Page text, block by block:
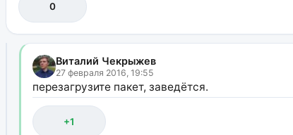
0
Виталий Чекрыжев
27 февраля 2016, 19:55
перезагрузите пакет, заведётся.
+1